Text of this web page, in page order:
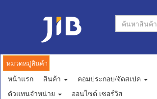
หมวดหมู่สินค้า
หน้าแรก สินค้า คอมประกอบ/จัดสเปค
ตัวแทนจำหน่าย
ออนไซต์ เซอร์วิส